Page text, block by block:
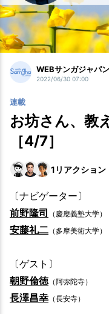
WEBサンガジャパン
2022/06/30 07:00
連載
お坊さん、
［4/7］
1 リアクション
〔ナビゲーター〕
前野隆司
（慶應義塾大学）
安藤礼二 （多摩美術大学）
〔ゲスト〕
朝野倫徳（阿弥陀寺）
長澤昌幸 （長安寺）